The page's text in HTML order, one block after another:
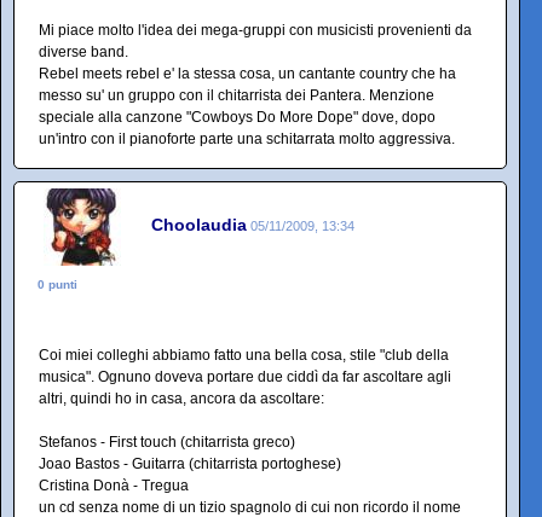
Mi piace molto l'idea dei mega-gruppi con musicisti provenienti da
diverse band.
Rebel meets rebel e' la stessa cosa, un cantante country che ha
messo su' un gruppo con il chitarrista dei Pantera. Menzione
speciale alla canzone "Cowboys Do More Dope" dove, dopo
un'intro con il pianoforte parte una schitarrata molto aggressiva.
Choolaudia 05/11/2009, 13:34
0 punti
Coi miei colleghi abbiamo fatto una bella cosa, stile "club della
musica". Ognuno doveva portare due ciddì da far ascoltare agli
altri, quindi ho in casa, ancora da ascoltare:
Stefanos - First touch (chitarrista greco)
Joao Bastos - Guitarra (chitarrista portoghese)
Cristina Donà - Tregua
un cd senza nome di un tizio spagnolo di cui non ricordo il nome